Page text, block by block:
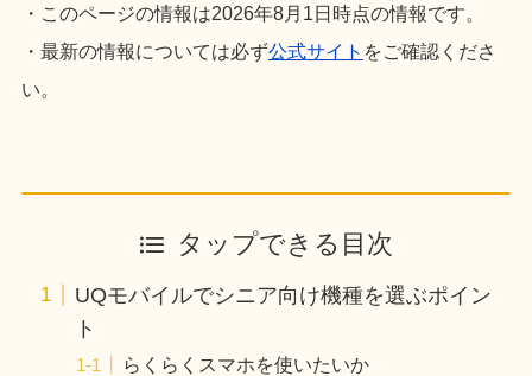
・このページの情報は2026年8月1日時点の情報です。
・最新の情報については必ず公式サイト をご確認くださ
い。
タップできる目次
UQモバイルでシニア向け機種を選ぶポイン
ト
らくらくスマホを使いたいか